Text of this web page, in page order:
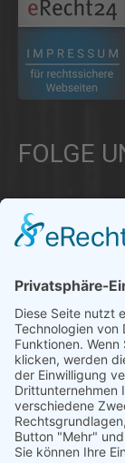
FOLGE
Informationen
Gesellschaft -
Als regionales
Produkte und
Sie diese